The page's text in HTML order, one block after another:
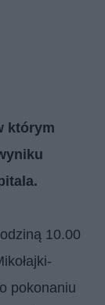
którym
10.00
pokonaniu